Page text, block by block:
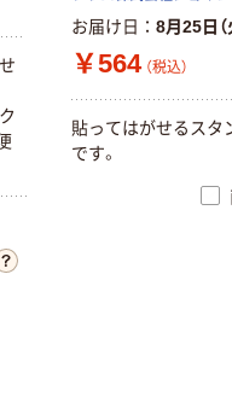
お届け日 8月25日（
￥564 （税込）
貼ってはがせるスタ
です。